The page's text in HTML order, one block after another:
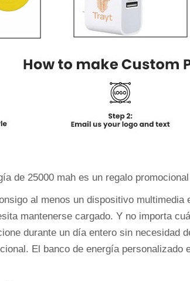
de 25000 mah es un regalo
al menos un dispositivo
mantenerse cargado. Y no importa
durante un día entero sin necesidad
El banco de energía